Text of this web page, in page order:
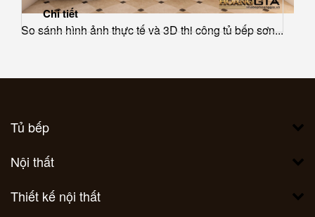
So sánh hình ảnh thực tế và 3D thi công tủ bếp sơn...
Chi tiết
Tủ bếp
Nội thất
Thiết kế nội thất